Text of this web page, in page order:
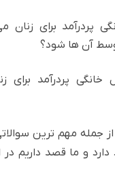
پردرآمد برای زنان
آن ها شود؟
پردرآمد برای
جمله مهم ترین
و ما قصد داریم در